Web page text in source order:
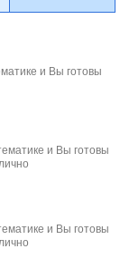
и Вы готовы
и Вы готовы
лично
и Вы готовы
лично